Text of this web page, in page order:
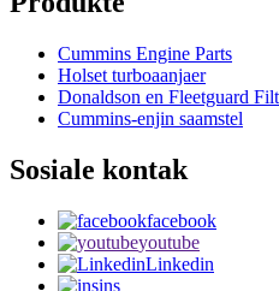
Cummins Engine Parts
Holset turboaanjaer
Donaldson en Fleetguard
Cummins-enjin saamstel
Sosiale kontak
facebook
youtube
Linkedin
ins